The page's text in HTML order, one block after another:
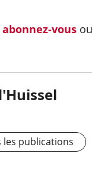
abonnez-vous ou
publications